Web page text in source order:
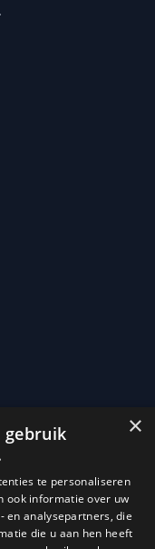
×
gebruik
te personaliseren
ook informatie over uw
en analysepartners, die
die u aan hen heeft